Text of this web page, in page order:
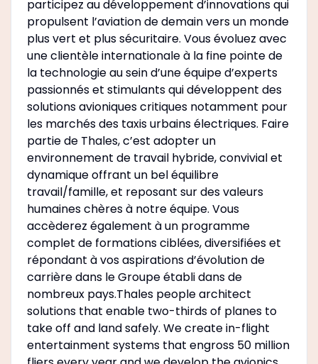
participez au développement d’innovations qui
propulsent l’aviation de demain vers un monde
plus vert et plus sécuritaire. Vous évoluez avec
une clientèle internationale à la fine pointe de
la technologie au sein d’une équipe d’experts
passionnés et stimulants qui développent des
solutions avioniques critiques notamment pour
les marchés des taxis urbains électriques. Faire
partie de Thales, c’est adopter un
environnement de travail hybride, convivial et
dynamique offrant un bel équilibre
travail/famille, et reposant sur des valeurs
humaines chères à notre équipe. Vous
accèderez également à un programme
complet de formations ciblées, diversifiées et
répondant à vos aspirations d’évolution de
carrière dans le Groupe établi dans de
nombreux pays.Thales people architect
solutions that enable two-thirds of planes to
take off and land safely. We create in-flight
entertainment systems that engross 50 million